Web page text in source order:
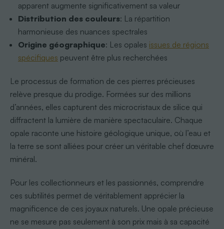
apparent augmente significativement sa valeur
Distribution des couleurs: La répartition
harmonieuse des nuances spectrales
Origine géographique: Les opales issues de régions
spécifiques peuvent être plus recherchées
Le processus de formation de ces pierres précieuses
relève presque du prodige. Formées sur des millions
d’années, elles capturent des microcristaux de silice qui
diffractent la lumière de manière spectaculaire. Chaque
opale raconte une histoire géologique unique, où l’eau et
la terre se sont alliées pour créer un véritable chef dœuvre
minéral.
Pour les collectionneurs et les passionnés, comprendre
ces subtilités permet de véritablement apprécier la
magnificence de ces joyaux naturels. Une opale précieuse
ne se mesure pas seulement à son prix mais à sa capacité